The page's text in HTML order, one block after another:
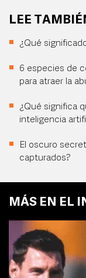
LEE
¿Qué
6 especies de
para atraer la
¿Qué significa
inteligencia
El oscuro
capturados?
MÁS EN EL